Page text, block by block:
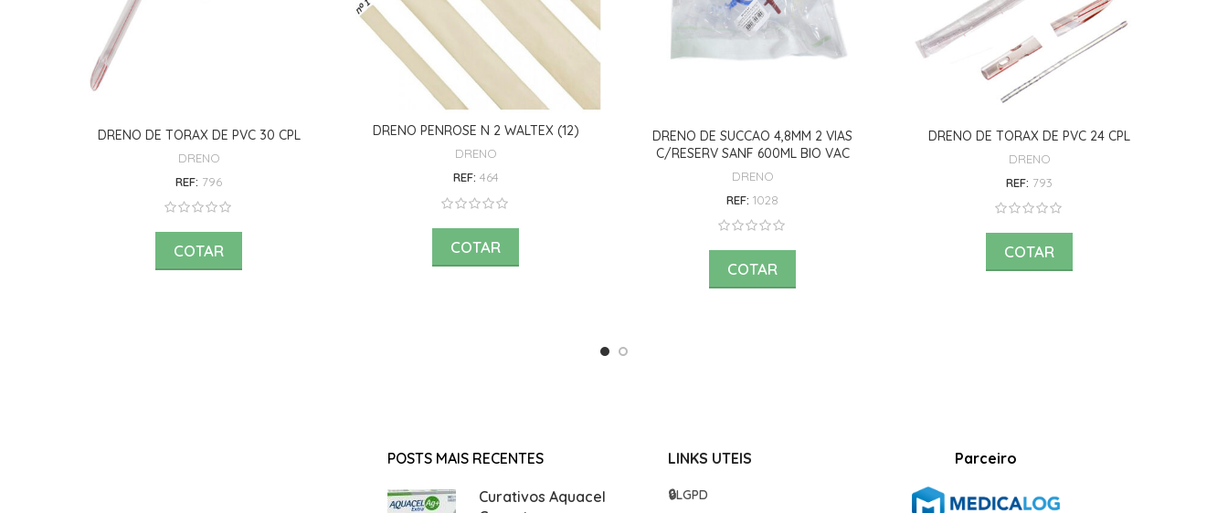
DRENO DE TORAX DE PVC 30 CPL
DRENO
REF: 796
COTAR
DRENO PENROSE N 2 WALTEX (12)
DRENO
REF: 464
COTAR
DRENO DE SUCCAO 4,8MM 2 VIAS
C/RESERV SANF 600ML BIO VAC
DRENO
REF: 1028
COTAR
DRENO DE TORAX DE PVC 24 CPL
DRENO
REF: 793
COTAR
POSTS MAIS RECENTES
Curativos Aquacel
LINKS UTEIS
🔒LGPD
Parceiro